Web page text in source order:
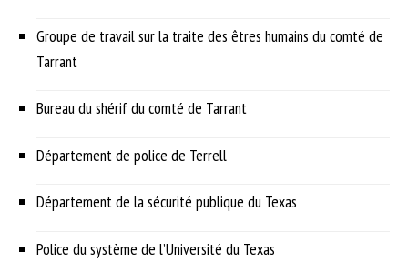
Groupe de travail sur la traite des êtres humains du comté de
Tarrant
Bureau du shérif du comté de Tarrant
Département de police de Terrell
Département de la sécurité publique du Texas
Police du système de l’Université du Texas